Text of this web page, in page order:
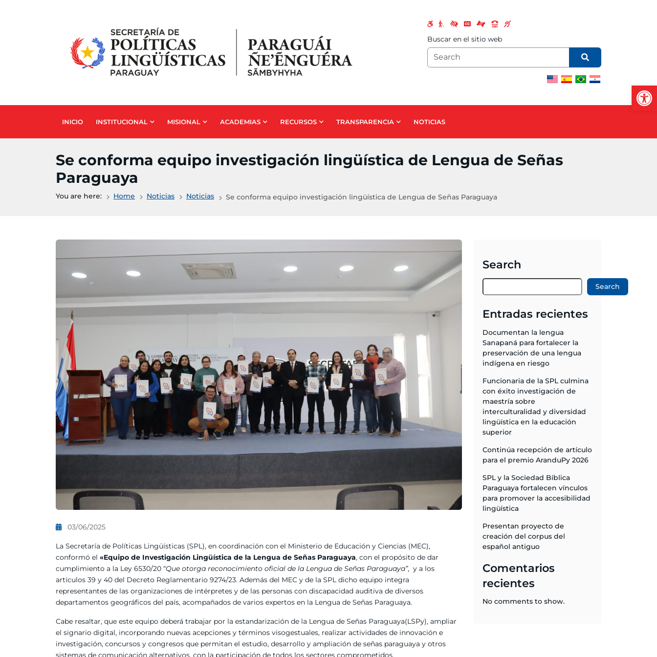
Buscar en el sitio web
INICIO INSTITUCIONAL MISIONAL ACADEMIAS RECURSOS TRANSPARENCIA NOTICIAS
Se conforma equipo investigación lingüística de Lengua de Señas
Paraguaya
You are here: Home Noticias Noticias Se conforma equipo investigación lingüística de Lengua de Señas Paraguaya
03/06/2025
La Secretaría de Políticas Lingüísticas (SPL), en coordinación con el Ministerio de Educación y Ciencias (MEC),
conformó el «Equipo de Investigación Lingüística de la Lengua de Señas Paraguaya, con el propósito de dar
cumplimiento a la Ley 6530/20 “Que otorga reconocimiento oficial de la Lengua de Señas Paraguaya”, y a los
artículos 39 y 40 del Decreto Reglamentario 9274/23. Además del MEC y de la SPL dicho equipo integra
representantes de las organizaciones de intérpretes y de las personas con discapacidad auditiva de diversos
departamentos geográficos del país, acompañados de varios expertos en la Lengua de Señas Paraguaya.
Cabe resaltar, que este equipo deberá trabajar por la estandarización de la Lengua de Señas Paraguaya(LSPy), ampliar
el signario digital, incorporando nuevas acepciones y términos visogestuales, realizar actividades de innovación e
investigación, concursos y congresos que permitan el estudio, desarrollo y ampliación de señas paraguaya y otros
sistemas de comunicación alternativos, con la participación de todos los sectores comprometidos.
Search
Search
Entradas recientes
Documentan la lengua
Sanapaná para fortalecer la
preservación de una lengua
indígena en riesgo
Funcionaria de la SPL culmina
con éxito investigación de
maestría sobre
interculturalidad y diversidad
lingüística en la educación
superior
Continúa recepción de artículo
para el premio AranduPy 2026
SPL y la Sociedad Bíblica
Paraguaya fortalecen vínculos
para promover la accesibilidad
lingüística
Presentan proyecto de
creación del corpus del
español antiguo
Comentarios
recientes
No comments to show.